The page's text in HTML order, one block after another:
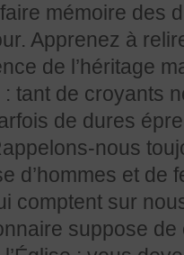
mémoire des
Apprenez à
de l’héritage
tant de croyants
de dures
nous
d’hommes et
comptent sur
suppose